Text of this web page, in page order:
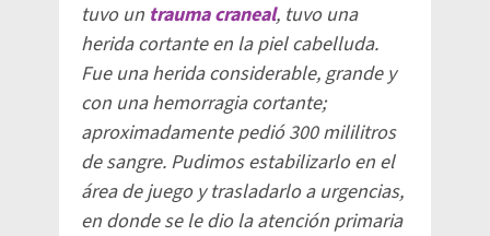
tuvo un trauma craneal, tuvo una
herida cortante en la piel cabelluda.
Fue una herida considerable, grande y
con una hemorragia cortante;
aproximadamente pedió 300 mililitros
de sangre. Pudimos estabilizarlo en el
área de juego y trasladarlo a urgencias,
en donde se le dio la atención primaria